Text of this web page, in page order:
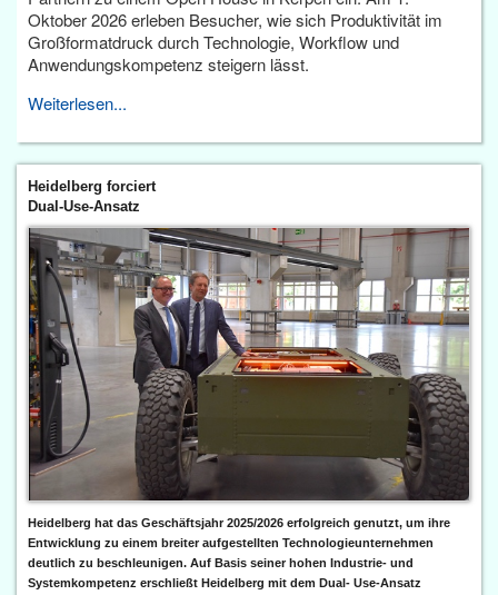
Oktober 2026 erleben Besucher, wie sich Produktivität im
Großformatdruck durch Technologie, Workflow und
Anwendungskompetenz steigern lässt.
Weiterlesen...
Heidelberg forciert
Dual-Use-Ansatz
Heidelberg hat das Geschäftsjahr 2025/2026 erfolgreich genutzt, um ihre
Entwicklung zu einem breiter aufgestellten Technologieunternehmen
deutlich zu beschleunigen. Auf Basis seiner hohen Industrie- und
Systemkompetenz erschließt Heidelberg mit dem Dual- Use-Ansatz